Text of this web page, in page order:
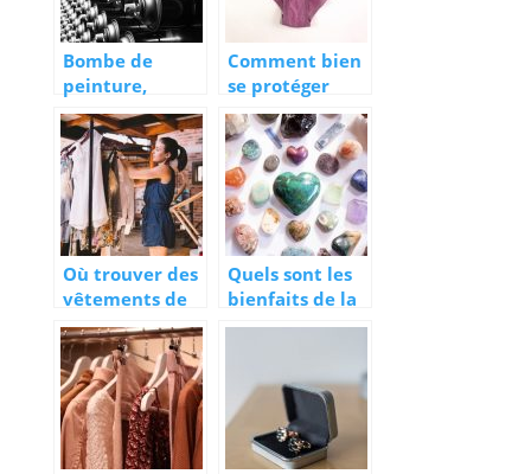
Bombe de
peinture,
quelle marque
choisir ?
Comment bien
se protéger
pendant ses
règles ?
Où trouver des
vêtements de
marque pas
cher ?
Quels sont les
bienfaits de la
lithothérapie ?